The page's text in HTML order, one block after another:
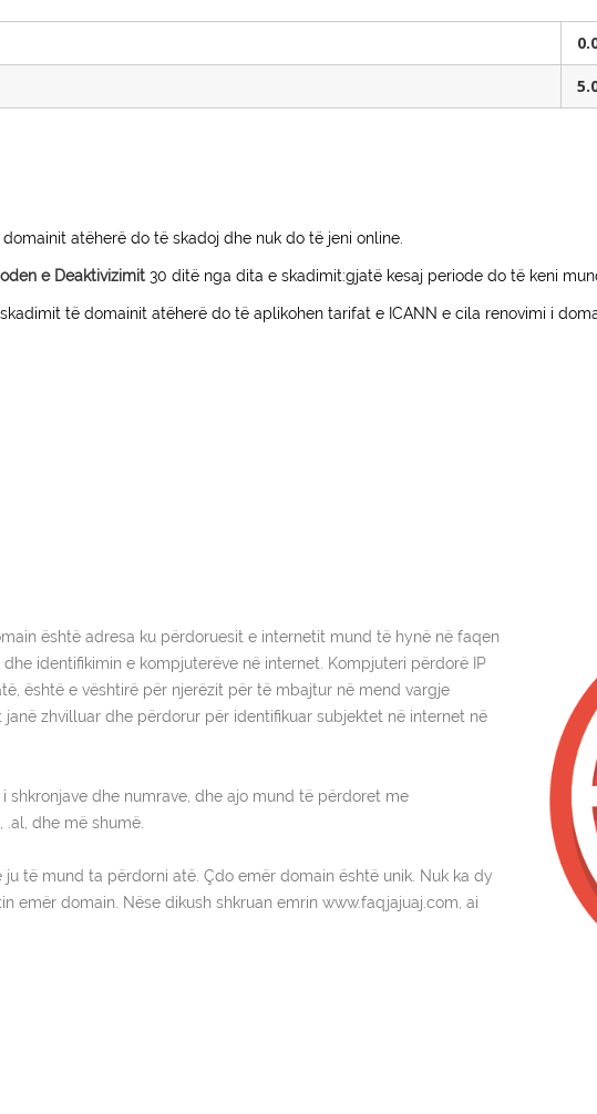
atëherë do të skadoj dhe nuk do të jeni online.
e Deaktivizimit 30 ditë nga dita e skadimit:gjatë kesaj periode do të keni
të domainit atëherë do të aplikohen tarifat e ICANN e cila renovimi i
është adresa ku përdoruesit e internetit mund të hynë në faqen
identifikimin e kompjuterëve në internet. Kompjuteri përdorë IP
është e vështirë për njerëzit për të mbajtur në mend vargje
zhvilluar dhe përdorur për identifikuar subjektet në internet në
dhe numrave, dhe ajo mund të përdoret me
dhe më shumë.
të mund ta përdorni atë. Çdo emër domain është unik. Nuk ka dy
emër domain. Nëse dikush shkruan emrin www.faqjajuaj.com, ai